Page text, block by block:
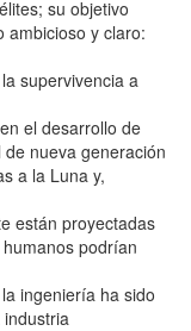
su objetivo
ambicioso y claro:
supervivencia a
el desarrollo de
nueva generación
a la Luna y,
están proyectadas
podrían
ingeniería ha sido